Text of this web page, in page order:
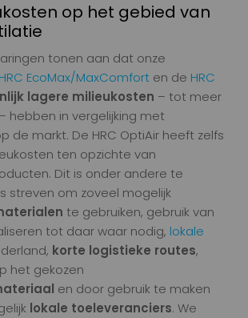
op het gebied van
tonen aan dat onze
HRC EcoMax/MaxComfort en de HRC
lagere milieukosten – tot meer
hebben in vergelijking met
de markt. De HRC OptiAir heeft zelfs
ten opzichte van
Dit is onder andere te
streven om zoveel mogelijk
te gebruiken, gebruik van
tot daar waar nodig, lokale
korte logistieke routes,
het gekozen
en door gebruik te maken
lokale toeleveranciers. We